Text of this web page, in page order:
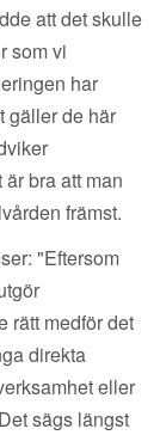
att det skulle
som vi
har
gäller de här
bra att man
främst.
"Eftersom
rätt medför det
direkta
eller
sägs längst